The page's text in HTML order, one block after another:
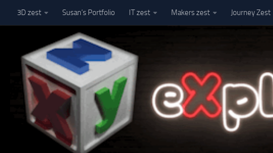
Skip to content
3D zest Susan’s Portfolio IT zest Makers zest Journey Zest